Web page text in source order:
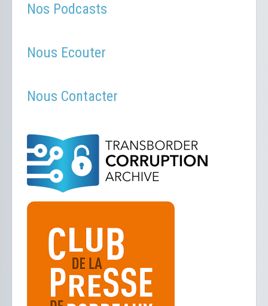
Nos Podcasts
Nous Ecouter
Nous Contacter